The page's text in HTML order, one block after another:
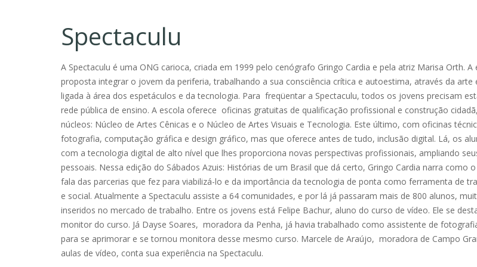
Spectaculu
A Spectaculu é uma ONG carioca, criada em 1999 pelo cenógrafo Gringo Cardia e pela atriz Marisa Orth.
proposta integrar o jovem da periferia, trabalhando a sua consciência crítica e autoestima, através da arte
ligada à área dos espetáculos e da tecnologia. Para freqüentar a Spectaculu, todos os jovens precisam
rede pública de ensino. A escola oferece oficinas gratuitas de qualificação profissional e construção
núcleos: Núcleo de Artes Cênicas e o Núcleo de Artes Visuais e Tecnologia. Este último, com oficinas
fotografia, computação gráfica e design gráfico, mas que oferece antes de tudo, inclusão digital. Lá, os
com a tecnologia digital de alto nível que lhes proporciona novas perspectivas profissionais, ampliando
pessoais. Nessa edição do Sábados Azuis: Histórias de um Brasil que dá certo, Gringo Cardia narra como
fala das parcerias que fez para viabilizá-lo e da importância da tecnologia de ponta como ferramenta de
e social. Atualmente a Spectaculu assiste a 64 comunidades, e por lá já passaram mais de 800 alunos,
inseridos no mercado de trabalho. Entre os jovens está Felipe Bachur, aluno do curso de vídeo. Ele se
monitor do curso. Já Dayse Soares, moradora da Penha, já havia trabalhado como assistente de
para se aprimorar e se tornou monitora desse mesmo curso. Marcele de Araújo, moradora de Campo
aulas de vídeo, conta sua experiência na Spectaculu.